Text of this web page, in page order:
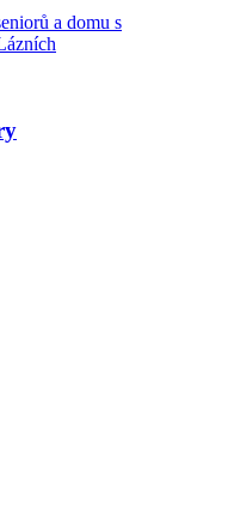
a domu s